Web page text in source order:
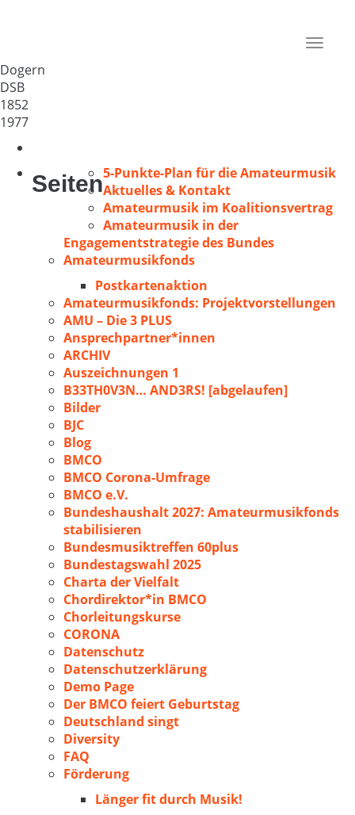
Toggle
Dogern
DSB
1852
1977
Seiten5-Punkte-Plan für die Amateurmusik
Aktuelles & Kontakt
Amateurmusik im Koalitionsvertrag
Amateurmusik in der
Engagementstrategie des Bundes
Amateurmusikfonds
Postkartenaktion
Amateurmusikfonds: Projektvorstellungen
AMU – Die 3 PLUS
Ansprechpartner*innen
ARCHIV
Auszeichnungen 1
B33TH0V3N… AND3RS! [abgelaufen]
Bilder
BJC
Blog
BMCO
BMCO Corona-Umfrage
BMCO e.V.
Bundeshaushalt 2027: Amateurmusikfonds
stabilisieren
Bundesmusiktreffen 60plus
Bundestagswahl 2025
Charta der Vielfalt
Chordirektor*in BMCO
Chorleitungskurse
CORONA
Datenschutz
Datenschutzerklärung
Demo Page
Der BMCO feiert Geburtstag
Deutschland singt
Diversity
FAQ
Förderung
Länger fit durch Musik!